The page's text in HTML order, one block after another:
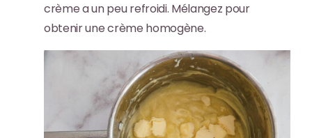
crème a un peu refroidi. Mélangez pour
obtenir une crème homogène.